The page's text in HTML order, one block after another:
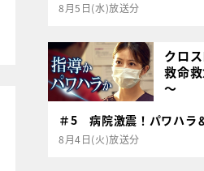
8月5日(水)放送分
クロ
救命
～
＃5 病院激震！パワハラ
8月4日(火)放送分